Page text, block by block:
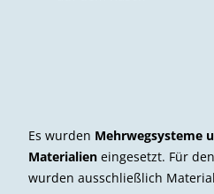
Es wurden Mehrwegsysteme
Materialien eingesetzt. Für
wurden ausschließlich